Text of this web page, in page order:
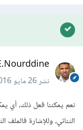
نشر26 مايو 2016
نعم يمكننا فعل ذلك، أي